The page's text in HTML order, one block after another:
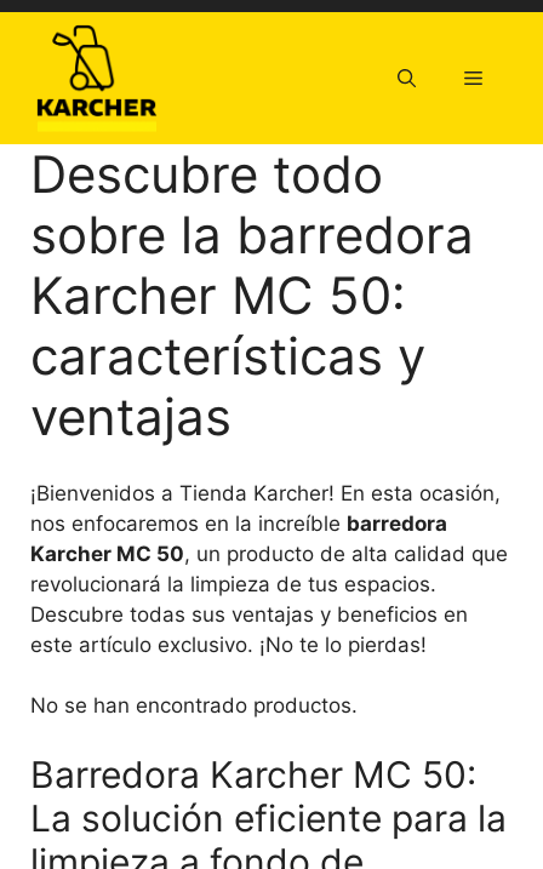
Saltar
contenido
Menú
Descubre todo
sobre la barredora
Karcher MC 50:
características y
ventajas
¡Bienvenidos a Tienda Karcher! En esta ocasión,
nos enfocaremos en la increíble barredora
Karcher MC 50, un producto de alta calidad que
revolucionará la limpieza de tus espacios.
Descubre todas sus ventajas y beneficios en
este artículo exclusivo. ¡No te lo pierdas!
No se han encontrado productos.
Barredora Karcher MC 50:
La solución eficiente para la